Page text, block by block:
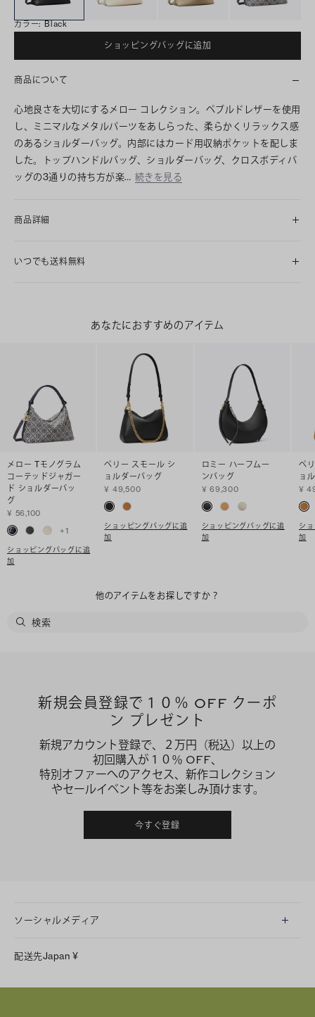
カラー: Black
ショッピングバッグに追加
商品について
心地良さを大切にするメロー コレクション。ペブルドレザーを使用
し、ミニマルなメタルパーツをあしらった、柔らかくリラックス感
のあるショルダーバッグ。内部にはカード用収納ポケットを配しま
した。トップハンドルバッグ、ショルダーバッグ、クロスボディバ
ッグの3通りの持ち方が楽… 続きを見る
商品詳細
いつでも送料無料
あなたにおすすめのアイテム
メロー Tモノグラム
コーテッドジャガー
ド ショルダーバッ
グ
¥ 56,100
+1
ショッピングバッグに追
加
ペリー スモール シ
ョルダーバッグ
¥ 49,500
ショッピングバッグに追
加
ロミー ハーフムー
ンバッグ
¥ 69,300
ショッピングバッグに追
加
ペ
ョ
¥
シ
加
他のアイテムをお探しですか？
新規会員登録で１０％ OFF クーポ
ン プレゼント
新規アカウント登録で、２万円（税込）以上の
初回購入が１０％ OFF、
特別オファーへのアクセス、新作コレクション
やセールイベント等をお楽しみ頂けます。
今すぐ登録
ソーシャルメディア
Facebook
配送先Japan ¥